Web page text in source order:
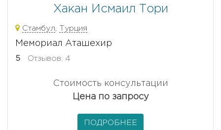
Хакан Исмаил Тори
Стамбул, Турция
Мемориал Аташехир
5 Отзывов: 4
Стоимость консультации
Цена по запросу
ПОДРОБНЕЕ